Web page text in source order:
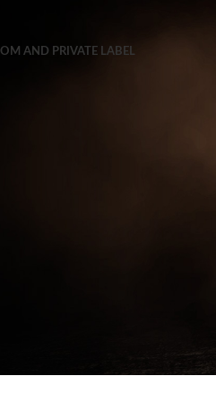
AND PRIVATE LABEL